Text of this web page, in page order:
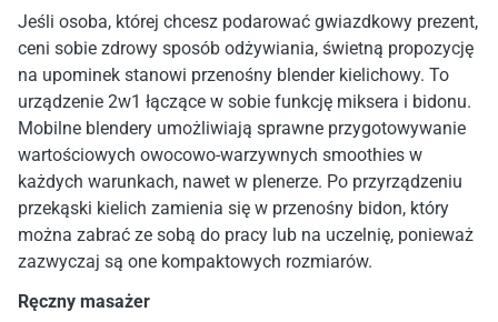
Jeśli osoba, której chcesz podarować gwiazdkowy prezent,
ceni sobie zdrowy sposób odżywiania, świetną propozycję
na upominek stanowi przenośny blender kielichowy. To
urządzenie 2w1 łączące w sobie funkcję miksera i bidonu.
Mobilne blendery umożliwiają sprawne przygotowywanie
wartościowych owocowo-warzywnych smoothies w
każdych warunkach, nawet w plenerze. Po przyrządzeniu
przekąski kielich zamienia się w przenośny bidon, który
można zabrać ze sobą do pracy lub na uczelnię, ponieważ
zazwyczaj są one kompaktowych rozmiarów.
Ręczny masażer